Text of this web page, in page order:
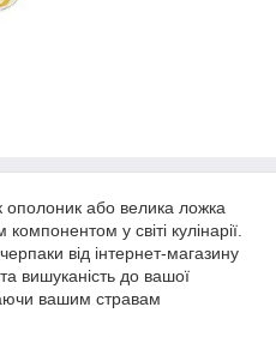
ополоник або велика ложка
у світі кулінарії.
від інтернет-магазину
вишуканість до вашої
вашим стравам